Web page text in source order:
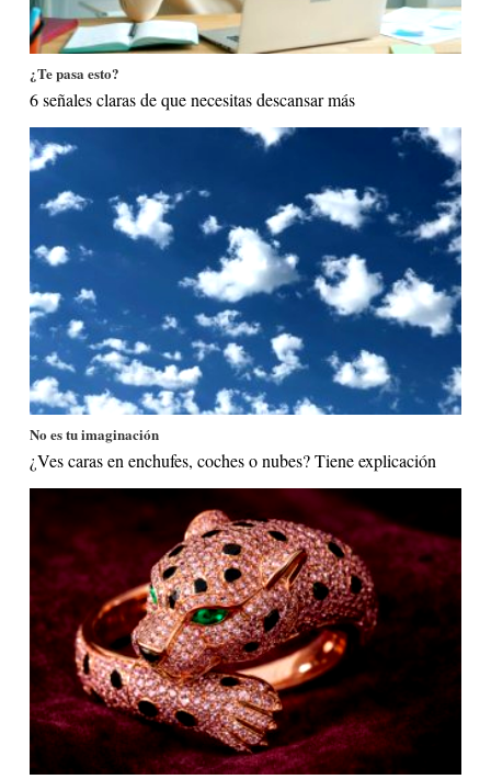
¿Te pasa esto?
6 señales claras de que necesitas descansar más
No es tu imaginación
¿Ves caras en enchufes, coches o nubes? Tiene explicación